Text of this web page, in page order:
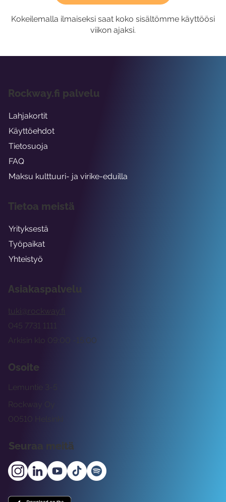
Kokeilemalla ilmaiseksi saat koko sisältömme käyttöösi
viikon ajaksi.
Asiakaspalvelu
tuki@rockway.fi
Arkisin klo 09:00 -15:00
045 7731 1111
Osoite
Rockway Oy
Lemuntie 3-5
00510 Helsinki
Seuraa meitä
Rockway.fi palvelu
Lahjakortit
Käyttöehdot
Tietosuoja
FAQ
Maksu kulttuuri- ja virike-eduilla
Tietoa meistä
Yrityksestä
Työpaikat
Yhteistyö